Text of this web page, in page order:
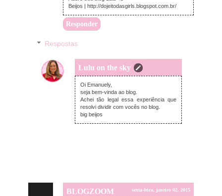
Beijos | http://dojeitodasgirls.blogspot.com.br/
Responder
Respostas
Lulu on the sky
sexta-feira, janeiro 02, 2015
Oi Emanuely,
seja bem-vinda ao blog.
Achei tão legal essa experiência que
resolvi dividir com vocês no blog.
big beijos
BLOGZOOM sexta-feira, janeiro 02, 2015